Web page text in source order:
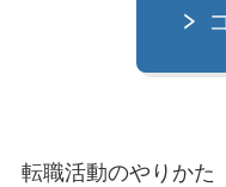
転職活動のやりかた